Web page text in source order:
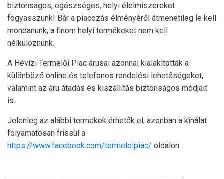
biztonságos, egészséges, helyi élelmiszereket
fogyasszunk! Bár a piacozás élményéről átmenetileg le kell
mondanunk, a finom helyi termékeket nem kell
nélkülöznünk.
A Hévízi Termelői Piac árusai azonnal kialakították a
különböző online és telefonos rendelési lehetőségeket,
valamint az áru átadás és kiszállítás biztonságos módjait
is.
Jelenleg az alábbi termékek érhetők el, azonban a kínálat
folyamatosan frissül a
https://www.facebook.com/termeloipiac/ oldalon.